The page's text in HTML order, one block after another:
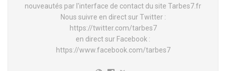
nouveautés par l'interface de contact du site Tarbes7.fr
Nous suivre en direct sur Twitter :
https://twitter.com/tarbes7
en direct sur Facebook :
https://www.facebook.com/tarbes7